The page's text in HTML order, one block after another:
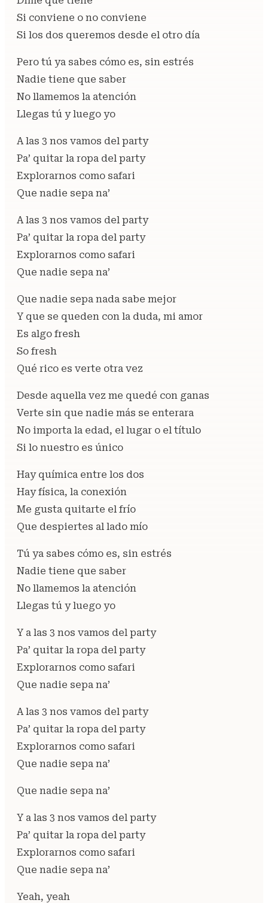
Si conviene o no conviene
Si los dos queremos desde el otro día
Pero tú ya sabes cómo es, sin estrés
Nadie tiene que saber
No llamemos la atención
Llegas tú y luego yo
A las 3 nos vamos del party
Pa’ quitar la ropa del party
Explorarnos como safari
Que nadie sepa na’
A las 3 nos vamos del party
Pa’ quitar la ropa del party
Explorarnos como safari
Que nadie sepa na’
Que nadie sepa nada sabe mejor
Y que se queden con la duda, mi amor
Es algo fresh
So fresh
Qué rico es verte otra vez
Desde aquella vez me quedé con ganas
Verte sin que nadie más se enterara
No importa la edad, el lugar o el título
Si lo nuestro es único
Hay química entre los dos
Hay física, la conexión
Me gusta quitarte el frío
Que despiertes al lado mío
Tú ya sabes cómo es, sin estrés
Nadie tiene que saber
No llamemos la atención
Llegas tú y luego yo
Y a las 3 nos vamos del party
Pa’ quitar la ropa del party
Explorarnos como safari
Que nadie sepa na’
A las 3 nos vamos del party
Pa’ quitar la ropa del party
Explorarnos como safari
Que nadie sepa na’
Que nadie sepa na’
Y a las 3 nos vamos del party
Pa’ quitar la ropa del party
Explorarnos como safari
Que nadie sepa na’
Yeah, yeah